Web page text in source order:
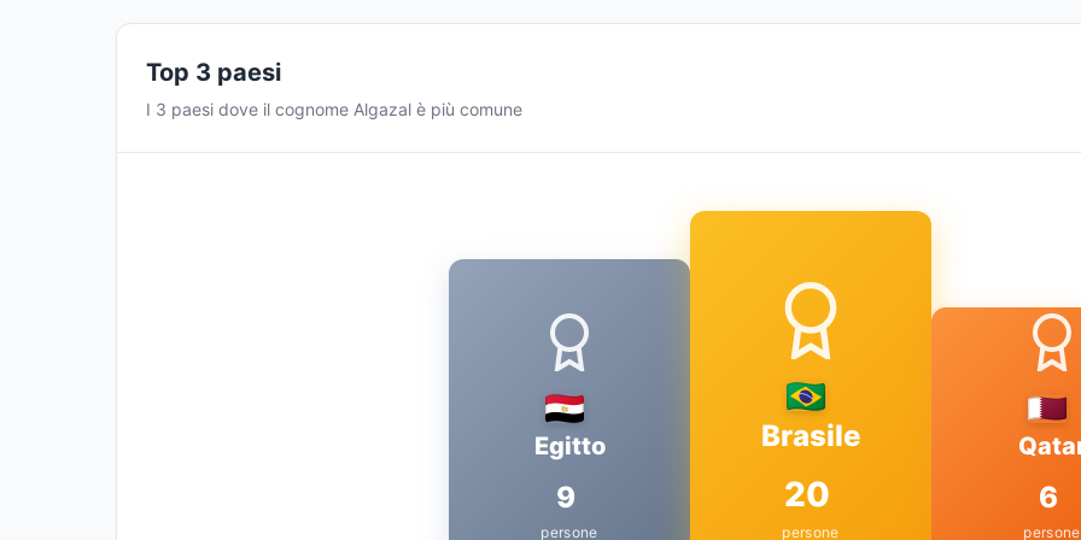
Top 3 paesi
I 3 paesi dove il cognome Algazal è più comune
Egitto
9
persone
Brasile
20
persone
6
persone